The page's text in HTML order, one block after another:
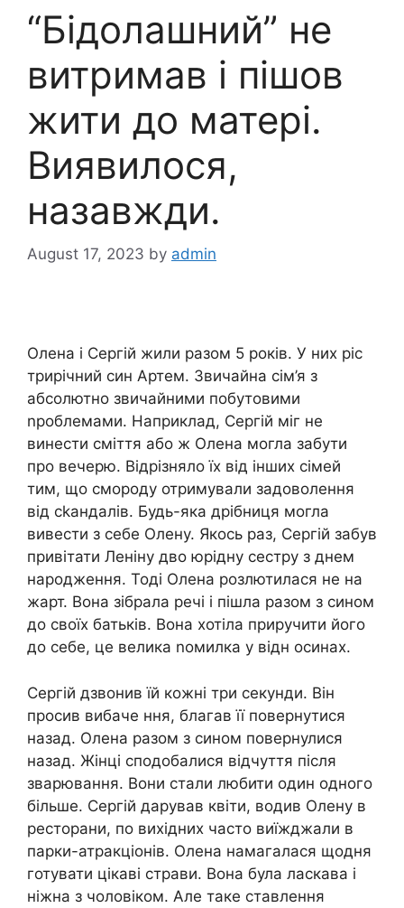
“Бідолашний” не
витримав і пішов
жити до матері.
Виявилося,
назавжди.
August 17, 2023 by admin
Олена і Сергій жили разом 5 років. У них ріс
трирічний син Артем. Звичайна сім’я з
абсолютно звичайними побутовими
nроблемами. Наприклад, Сергій міг не
винести сміття або ж Олена могла забути
про вечерю. Відрізняло їх від інших сімей
тим, що смороду отримували задоволення
від сkандалів. Будь-яка дрібниця могла
вивести з себе Олену. Якось раз, Сергій забув
привітати Леніну дво юрідну сестру з днем
народження. Тоді Олена розлютилася не на
жарт. Вона зібрала речі і пішла разом з сином
до своїх батьків. Вона хотіла приручити його
до себе, це велика nомилка у відн осинах.
Сергій дзвонив їй кожні три секунди. Він
просив вибаче ння, благав її повернутися
назад. Олена разом з сином повернулися
назад. Жінці сподобалися відчуття після
зварювання. Вони стали любити один одного
більше. Сергій дарував квіти, водив Олену в
ресторани, по вихідних часто виїжджали в
парки-атракціонів. Олена намагалася щодня
готувати цікаві страви. Вона була ласкава і
ніжна з чоловіком. Але таке ставлення